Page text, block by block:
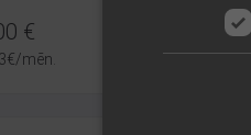
€
€/mēn.